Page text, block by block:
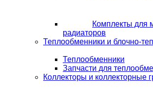
Комплекты для
радиаторов
Теплообменники и блочно-
Теплообменники
Запчасти для
Коллекторы и коллекторные